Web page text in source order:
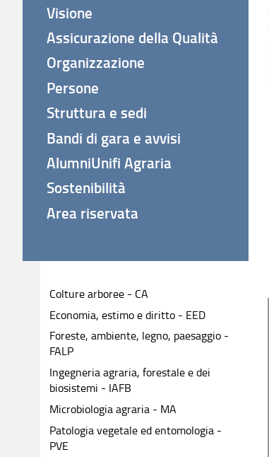
Visione
Assicurazione della Qualità
Organizzazione
Persone
Struttura e sedi
Bandi di gara e avvisi
AlumniUnifi Agraria
Sostenibilità
Area riservata
Colture arboree - CA
Economia, estimo e diritto - EED
Foreste, ambiente, legno, paesaggio -
FALP
Ingegneria agraria, forestale e dei
biosistemi - IAFB
Microbiologia agraria - MA
Patologia vegetale ed entomologia -
PVE